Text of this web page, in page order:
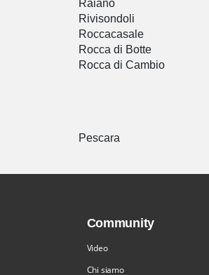
Raiano
Rivisondoli
Roccacasale
Rocca di Botte
Rocca di Cambio
Pescara
Community
Video
Chi siamo